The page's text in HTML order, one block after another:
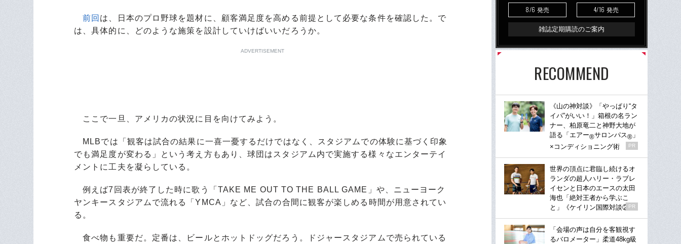
前回 は、日本のプロ野球を題材に、顧客満足度を高める前提として必要な条件を確認した。で
は、具体的に、どのような施策を設計していけばいいだろうか。
ADVERTISEMENT
ここで一旦、アメリカの状況に目を向けてみよう。
MLBでは「観客は試合の結果に一喜一憂するだけではなく、スタジアムでの体験に基づく印象
でも満足度が変わる」という考え方もあり、球団はスタジアム内で実施する様々なエンターテイ
メントに工夫を凝らしている。
例えば7回表が終了した時に歌う「TAKE ME OUT TO THE BALL GAME」や、ニューヨーク
ヤンキースタジアムで流れる「YMCA」など、試合の合間に観客が楽しめる時間が用意されてい
る。
食べ物も重要だ。定番は、ビールとホットドッグだろう。ドジャースタジアムで売られている
8/6 発売 4/16 発売
雑誌定期購読のご案内
RECOMMEND
《山の神対談》「やっぱり“タ
イパ”がいい！」箱根の名ラン
ナー、柏原竜二と神野大地が
語る「エアー®サロンパス® 」
×コンディショニング術
PR
世界の頂点に君臨し続けるオ
ランダの超人ハリー・ラブレ
イセンと日本のエースの太田
海也「絶対王者から学ぶこ
と」《ケイリン国際対談②》
PR
「会場の声は自分を客観視す
るバロメーター」柔道48kg級